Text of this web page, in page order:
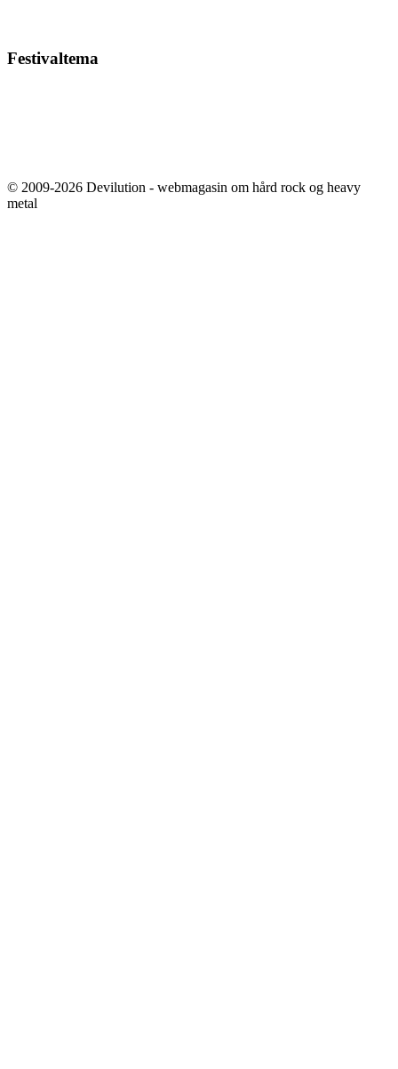
Festivaltema
© 2009-2026 Devilution - webmagasin om hård rock og heavy
metal